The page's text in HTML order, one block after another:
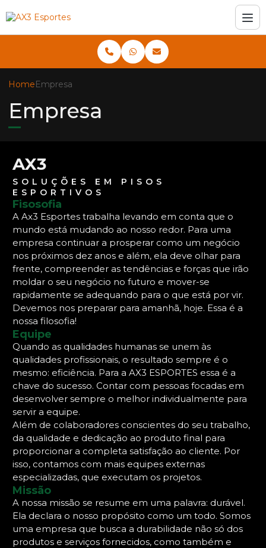
HomeEmpresa
Empresa
AX3
SOLUÇÕES EM PISOS
ESPORTIVOS
Fisosofia
A Ax3 Esportes trabalha levando em conta que o
mundo está mudando ao nosso redor. Para uma
empresa continuar a prosperar como um negócio
nos próximos dez anos e além, ela deve olhar para
frente, compreender as tendências e forças que irão
moldar o seu negócio no futuro e mover-se
rapidamente se adequando para o que está por vir.
Devemos nos preparar para amanhã, hoje. Essa é a
nossa filosofia!
Equipe
Quando as qualidades humanas se unem às
qualidades profissionais, o resultado sempre é o
mesmo: eficiência. Para a AX3 ESPORTES essa é a
chave do sucesso. Contar com pessoas focadas em
desenvolver sempre o melhor individualmente para
servir a equipe.
Além de colaboradores conscientes do seu trabalho,
da qualidade e dedicação ao produto final para
proporcionar a completa satisfação ao cliente. Por
isso, contamos com mais equipes externas
especializadas, que executam os projetos.
Missão
A nossa missão se resume em uma palavra: durável.
Ela declara o nosso propósito como um todo. Somos
uma empresa que busca a durabilidade não só dos
produtos e serviços fornecidos, como também e